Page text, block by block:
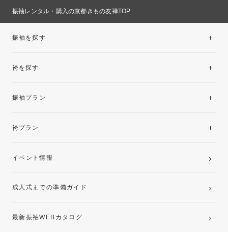
振袖レンタル・購入の京都きもの友禅TOP
振袖を探す
袴を探す
振袖プラン
レンタルプラン
袴プラン
卒業袴レンタルプラン
イベント情報
成人式までの準備ガイド
最新振袖WEBカタログ